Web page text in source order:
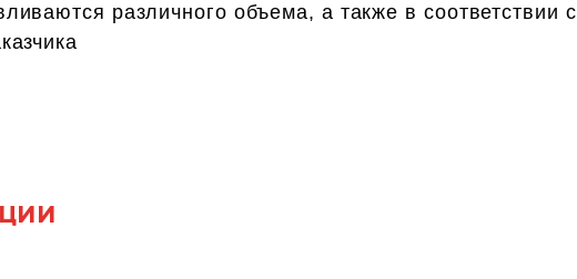
различного объема, а также в соответствии с